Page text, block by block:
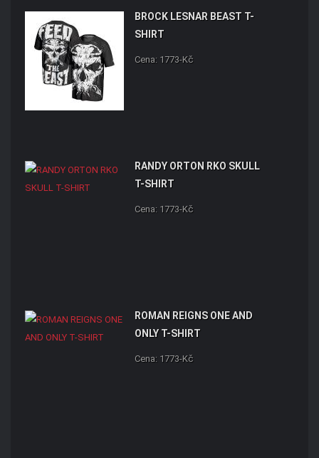
BROCK LESNAR BEAST T-
SHIRT
Cena: 1773-Kč
RANDY ORTON RKO SKULL
T-SHIRT
Cena: 1773-Kč
ROMAN REIGNS ONE AND
ONLY T-SHIRT
Cena: 1773-Kč